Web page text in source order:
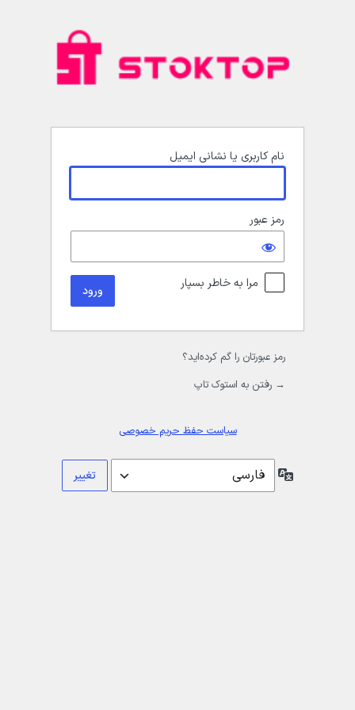
نام کاربری یا نشانی ایمیل
رمز عبور
مرا به خاطر بسپار
رمز عبورتان را گم کرده‌اید؟
→ رفتن به استوک تاپ
سیاست حفظ حریم خصوصی
زبان